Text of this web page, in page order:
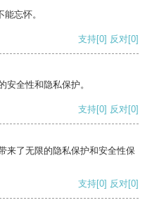
忘怀。
支持[0] 反对[0]
全性和隐私保护。
支持[0] 反对[0]
来了无限的隐私保护和安全性保
支持[0] 反对[0]